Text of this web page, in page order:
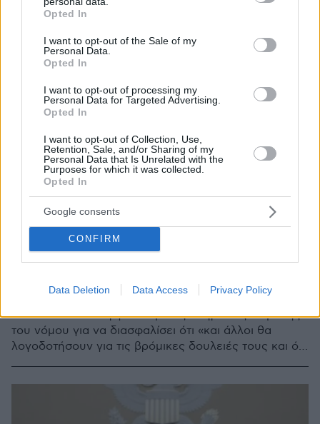
grant or deny consent to Google and its third-party tags to
use your data for below specified purposes in below Google
consent section.
Opted In
I want to opt-out of the Sale of my
Personal Data.
Opted In
I want to opt-out of processing my
Personal Data for Targeted Advertising.
Opted In
I want to opt-out of Collection, Use,
Retention, Sale, and/or Sharing of my
Personal Data that Is Unrelated with the
Purposes for which it was collected.
Opted In
Google consents
CONFIRM
Data Deletion Data Access Privacy Policy
Αποφυλακίστηκε ο Μάικλ Κόεν, ο πρώην προσωπικός
δικηγόρος του Ντόναλντ Τραμπ
Μιλώντας στους δημοσιογράφους έξω από το
Περιφερειακό Δικαστήριο του Μανχάταν, ότι
σκοπεύει να συνεργαστεί με τις υπηρεσίες επιβολής
του νόμου για να διασφαλίσει ότι «και άλλοι θα
λογοδοτήσουν για τις βρόμικες δουλειές τους και ότι
22.11.2021, 19:34